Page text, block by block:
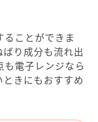
ことができま
り成分も流れ出
電子レンジなら
きにもおすすめ